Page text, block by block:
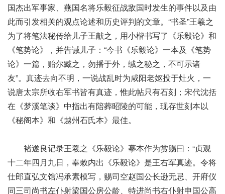
国杰出军事家、燕国名将乐毅征战敌国时发生的事件以及由
此而引发相关的观点论述和历史评判的文章。“书圣”王羲之
为了将笔法秘传给儿子王献之，用小楷书写了《乐毅论》和
《笔势论》，并告诫儿子：“今书《乐毅论》一本及《笔势
论》一篇，贻尔臧之，勿播于外，缄之秘之，不可示诸
友”。真迹去向不明，一说战乱时为咸阳老妪投于灶火，一
说唐太宗所收右军书皆有真迹，惟此帖只有石刻；宋代沈括
在《梦溪笔谈》中指出有陪葬昭陵的可能，现存世刻本以
《秘阁本》和《越州石氏本》最佳。
褚遂良记录王羲之《乐毅论》摹本作为赏赐曰：“贞观
十二年四月九日，奉敕内出《乐毅论》是王右军真迹。令将
仕郎直弘文馆冯承素模写，赐司空赵国公长逊无忌、开府仪
同三司尚书左仆射梁国公房公龄、特进尚书右仆射申国公高